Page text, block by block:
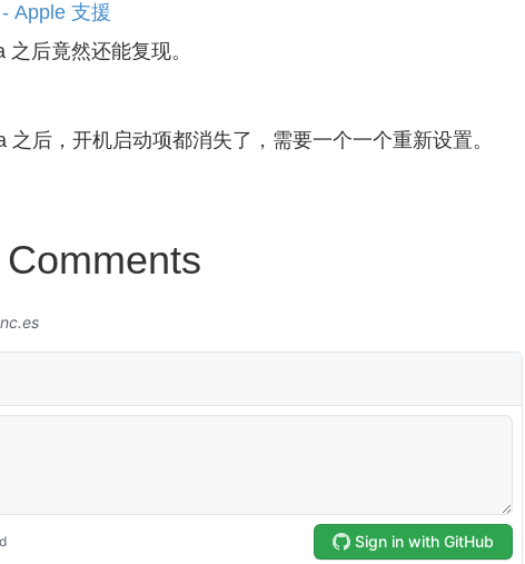
Apple 支援
后竟然还能复现。
后，开机启动项都消失了，需要一个一个重新设置。
Comments